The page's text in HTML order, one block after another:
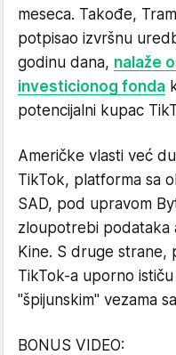
meseca. Takođe,
potpisao izvršnu
godinu dana, nalaže
investicionog fonda
potencijalni kupac
Američke vlasti već
TikTok, platforma sa
SAD, pod upravom
zloupotrebi podataka
Kine. S druge strane,
TikTok-a uporno
"špijunskim" vezama
BONUS VIDEO: